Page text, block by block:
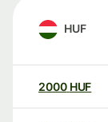
HUF
2000 HUF